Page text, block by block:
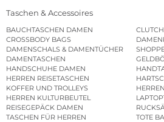
Taschen & Accessoires
BAUCHTASCHEN DAMEN
CROSSBODY BAGS
DAMENSCHALS & DAMENTÜCHER
DAMENTASCHEN
HANDSCHUHE DAMEN
HERREN REISETASCHEN
KOFFER UND TROLLEYS
HERREN KULTURBEUTEL
REISEGEPÄCK DAMEN
TASCHEN FÜR HERREN
TOTE